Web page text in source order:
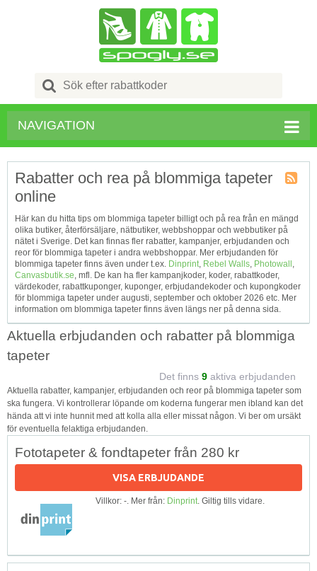
Search
for:
NAVIGATION
RSS
Rabatter och rea på blommiga tapeter
online
Här kan du hitta tips om blommiga tapeter billigt och på rea från en mängd
olika butiker, återförsäljare, nätbutiker, webbshoppar och webbutiker på
nätet i Sverige. Det kan finnas fler rabatter, kampanjer, erbjudanden och
reor för blommiga tapeter i andra webbshoppar. Mer erbjudanden för
blommiga tapeter finns även under t.ex. Dinprint, Rebel Walls, Photowall ,
Canvasbutik.se, mfl. De kan ha fler kampanjkoder, koder, rabattkoder,
värdekoder, rabattkuponger, kuponger, erbjudandekoder och kupongkoder
för blommiga tapeter under augusti, september och oktober 2026 etc. Mer
information om blommiga tapeter finns även längs ner på denna sida.
Aktuella erbjudanden och rabatter på blommiga
tapeter
Det finns 9 aktiva erbjudanden
Aktuella rabatter, kampanjer, erbjudanden och reor på blommiga tapeter som
ska fungera. Vi kontrollerar löpande om koderna fungerar men ibland kan det
hända att vi inte hunnit med att kolla alla eller missat någon. Vi ber om ursäkt
för eventuella felaktiga erbjudanden.
Fototapeter & fondtapeter från 280 kr
VISA ERBJUDANDE
Villkor: -. Mer från: Dinprint. Giltig tills vidare.